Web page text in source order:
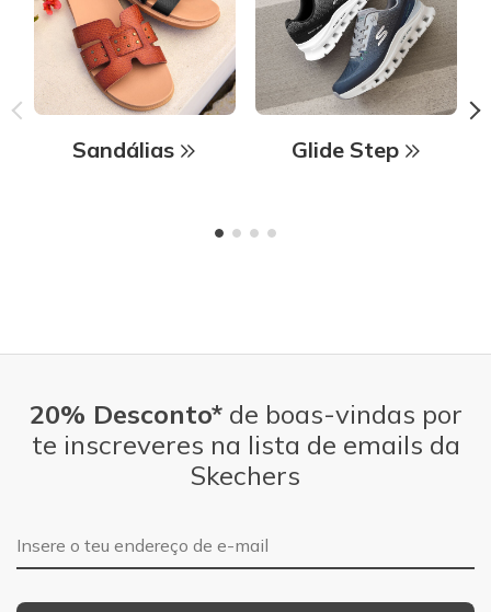
Sandálias Glide Step
20% Desconto*de boas-vindas por
te inscreveres na lista de emails da
Skechers
Endereço de e-mail